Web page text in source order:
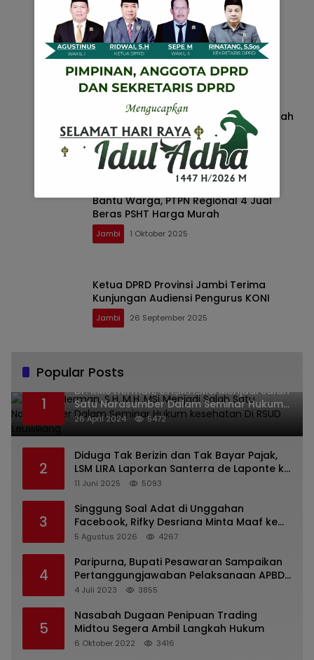
Ketua DPRD Provinsi Jambi Pelangsir
Sebabkan Kelangkaan BBM, Desak
Pembentukan Satgas
Jambi 6 Oktober 2025
Ketua DPRD Provinsi Jambi, Hafiz Fattah
bawa aspirasi langsung ke Senayan
Jambi 5 Oktober 2025
Bantu Warga, PTPN Regional 4 Jual
Beras PSHT Harga Murah
Jambi 1 Oktober 2025
Ketua DPRD Provinsi Jambi Terima
Kunjungan Audiensi Pengurus KONI
Jambi 26 September 2025
Popular Posts
1
Dr. KMS Herman, S.H.,M.H.,MSi Menjadi Salah
Satu Narasumber Dalam Seminar Hukum
kesehatan Di RSUD Leuwiliang
26 April 2024 5472
2
Diduga Tak Berizin dan Tak Bayar Pajak,
LSM LIRA Laporkan Santerra de Laponte ke
Kejaksaan Kota Batu
11 Juni 2025 5093
3
Singgung Soal Adat di Unggahan
Facebook, Rifky Desriana Minta Maaf ke
PDA dan Bupati Kubar
5 Agustus 2026 4267
4
Paripurna, Bupati Pesawaran Sampaikan
Pertanggungjawaban Pelaksanaan APBD
2022
4 Juli 2023 3855
5
Nasabah Dugaan Penipuan Trading
Midtou Segera Ambil Langkah Hukum
6 Oktober 2022 3416